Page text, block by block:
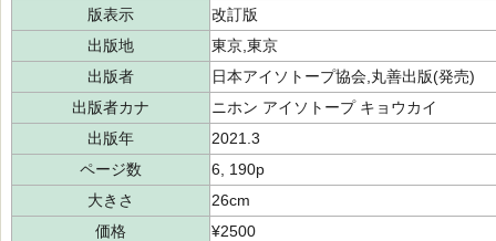
版表示
改訂版
出版地
東京,東京
出版者
日本アイソトープ協会,丸善出版(発売)
出版者カナ
ニホン アイソトープ キョウカイ
出版年
2021.3
ページ数
6, 190p
大きさ
26cm
価格
¥2500